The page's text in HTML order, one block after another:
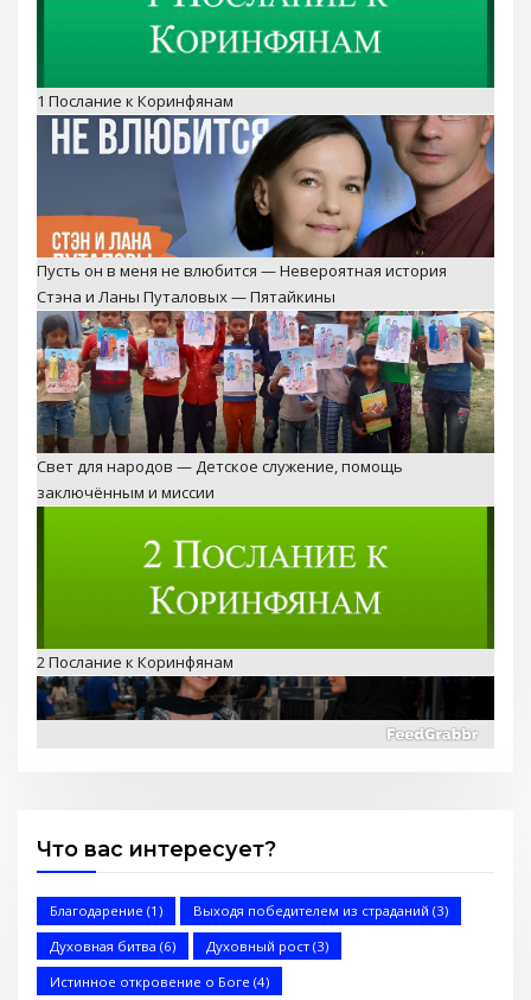
1 Послание к Коринфянам
Пусть он в меня не влюбится — Невероятная история
Стэна и Ланы Путаловых — Пятайкины
Свет для народов — Детское служение, помощь
заключённым и миссии
2 Послание к Коринфянам
(BBS05029)
Что вас интересует?
Благодарение (1) Выходя победителем из страданий (3)
Духовная битва (6) Духовный рост (3)
Истинное откровение о Боге (4)